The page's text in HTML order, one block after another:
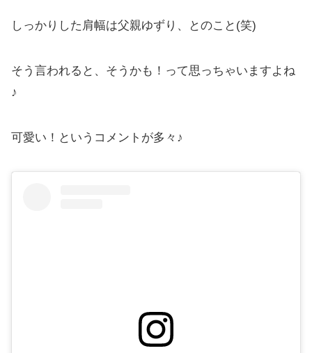
しっかりした肩幅は父親ゆずり、とのこと(笑)
そう言われると、そうかも！って思っちゃいますよね
♪
可愛い！というコメントが多々♪